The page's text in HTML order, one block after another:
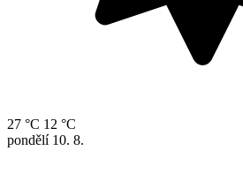
27 °C 12 °C
pondělí 10. 8.